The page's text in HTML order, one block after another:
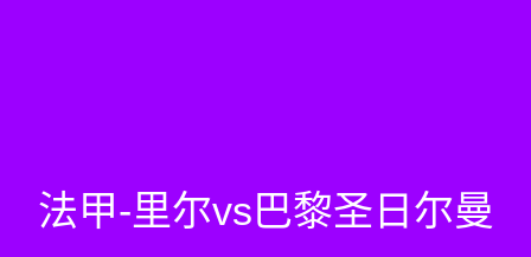
法甲-里尔vs巴黎圣日尔曼